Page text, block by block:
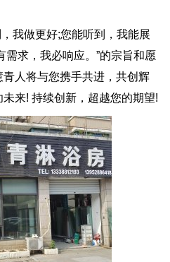
我做更好;您能听到，我能展
求，我必响应。”的宗旨和愿
人将与您携手共进，共创辉
来! 持续创新，超越您的期望!